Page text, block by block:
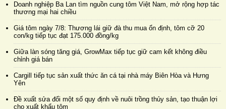
Doanh nghiệp Ba Lan tìm nguồn cung tôm Việt Nam, mở rộng hợp tác
thương mại hai chiều
Giá tôm ngày 7/8: Thương lái giữ đà thu mua ổn định, tôm cỡ 20
con/kg tiếp tục đạt 175.000 đồng/kg
Giữa làn sóng tăng giá, GrowMax tiếp tục giữ cam kết không điều
chỉnh giá bán
Cargill tiếp tục sản xuất thức ăn cá tại nhà máy Biên Hòa và Hưng
Yên
Đề xuất sửa đổi một số quy định về nuôi trồng thủy sản, tạo thuận lợi
cho xuất khẩu tôm